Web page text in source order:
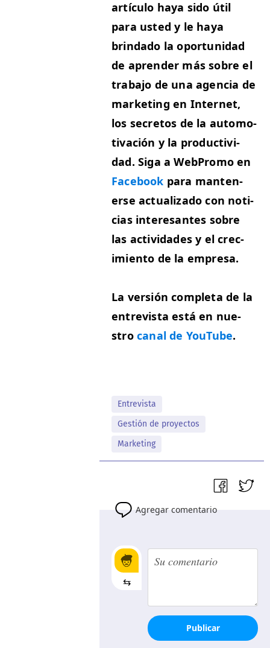
artícu­lo haya sido útil
para ust­ed y le haya
brinda­do la opor­tu­nidad
de apren­der más sobre el
tra­ba­jo de una agen­cia de
mar­ket­ing en Inter­net,
los secre­tos de la auto­mo­
ti­vación y la pro­duc­tivi­
dad. Siga a WebPro­mo en
Face­book para man­ten­
erse actu­al­iza­do con noti­
cias intere­santes sobre
las activi­dades y el crec­
imien­to de la empresa.
La ver­sión com­ple­ta de la
entre­vista está en nue­
stro canal de YouTube.
Entrevista
Gestión de proyectos
Marketing
Agregar comentario
⇆
Publicar